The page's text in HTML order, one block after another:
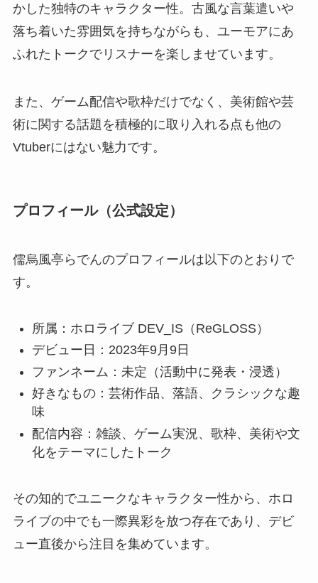
かした独特のキャラクター性。古風な言葉遣いや
落ち着いた雰囲気を持ちながらも、ユーモアにあ
ふれたトークでリスナーを楽しませています。
また、ゲーム配信や歌枠だけでなく、美術館や芸
術に関する話題を積極的に取り入れる点も他の
Vtuberにはない魅力です。
プロフィール（公式設定）
儒烏風亭らでんのプロフィールは以下のとおりで
す。
所属：ホロライブ DEV_IS（ReGLOSS）
デビュー日：2023年9月9日
ファンネーム：未定（活動中に発表・浸透）
好きなもの：芸術作品、落語、クラシックな趣
味
配信内容：雑談、ゲーム実況、歌枠、美術や文
化をテーマにしたトーク
その知的でユニークなキャラクター性から、ホロ
ライブの中でも一際異彩を放つ存在であり、デビ
ュー直後から注目を集めています。